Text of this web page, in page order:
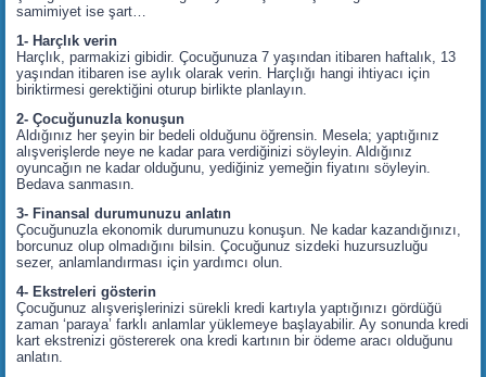
samimiyet ise şart…
1- Harçlık verin
Harçlık, parmakizi gibidir. Çocuğunuza 7 yaşından itibaren haftalık, 13
yaşından itibaren ise aylık olarak verin. Harçlığı hangi ihtiyacı için
biriktirmesi gerektiğini oturup birlikte planlayın.
2- Çocuğunuzla konuşun
Aldığınız her şeyin bir bedeli olduğunu öğrensin. Mesela; yaptığınız
alışverişlerde neye ne kadar para verdiğinizi söyleyin. Aldığınız
oyuncağın ne kadar olduğunu, yediğiniz yemeğin fiyatını söyleyin.
Bedava sanmasın.
3- Finansal durumunuzu anlatın
Çocuğunuzla ekonomik durumunuzu konuşun. Ne kadar kazandığınızı,
borcunuz olup olmadığını bilsin. Çocuğunuz sizdeki huzursuzluğu
sezer, anlamlandırması için yardımcı olun.
4- Ekstreleri gösterin
Çocuğunuz alışverişlerinizi sürekli kredi kartıyla yaptığınızı gördüğü
zaman ‘paraya’ farklı anlamlar yüklemeye başlayabilir. Ay sonunda kredi
kart ekstrenizi göstererek ona kredi kartının bir ödeme aracı olduğunu
anlatın.